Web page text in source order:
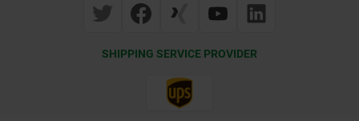
SHIPPING SERVICE PROVIDER